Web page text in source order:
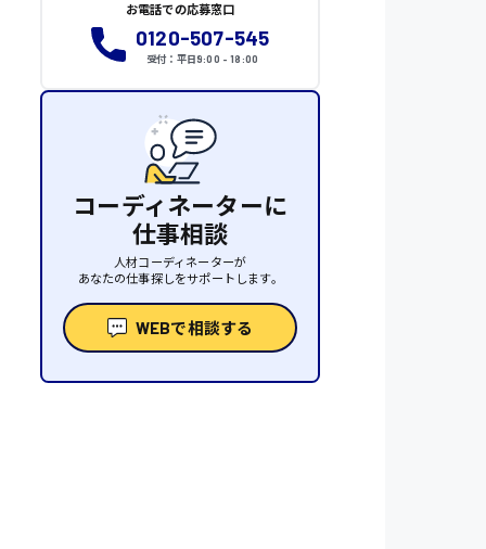
お電話での応募窓口
0120-507-545
受付：平日9:00 - 18:00
コーディネーターに
仕事相談
人材コーディネーターが
あなたの仕事探しをサポートします。
WEBで相談する